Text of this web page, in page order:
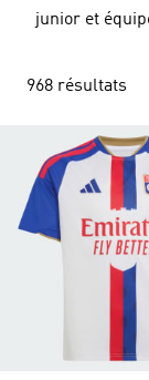
junior et
968 résultats